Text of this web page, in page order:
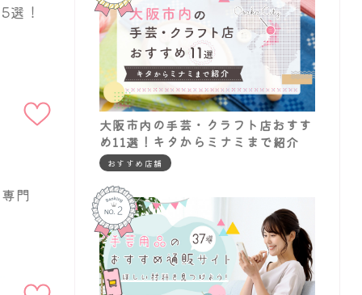
選！
門
大阪市内の手芸・クラフト店おすす
め11選！キタからミナミまで紹介
おすすめ店舗